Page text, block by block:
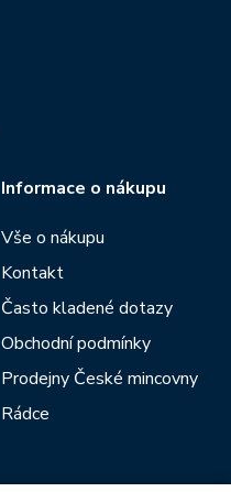
Informace o nákupu
Vše o nákupu
Kontakt
Často kladené dotazy
Obchodní podmínky
Prodejny České mincovny
Rádce